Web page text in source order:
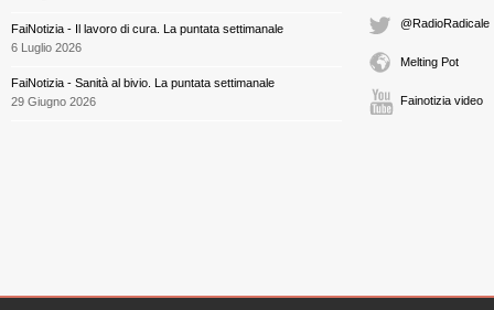
FaiNotizia - Il lavoro di cura. La puntata settimanale
6 Luglio 2026
FaiNotizia - Sanità al bivio. La puntata settimanale
29 Giugno 2026
@RadioRadicale
Melting Pot
Fainotizia video